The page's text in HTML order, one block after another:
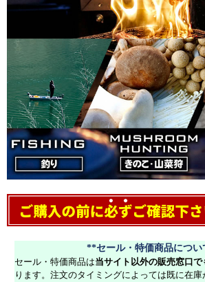
**セール・特価商品につ
セール・特価商品は当サイト以外の販売窓口
ります。注文のタイミングによっては既に在庫